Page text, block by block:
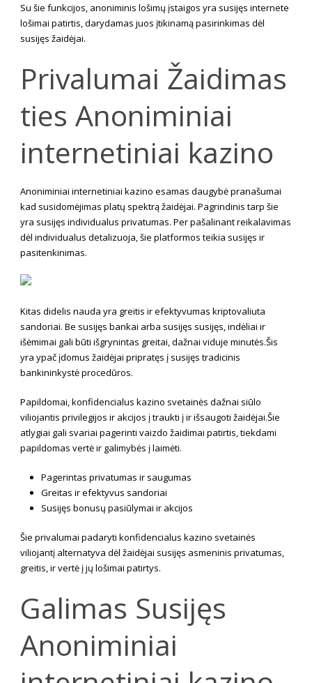
Su šie funkcijos, anoniminis lošimų įstaigos yra susijęs internete
lošimai patirtis, darydamas juos įtikinamą pasirinkimas dėl
susijęs žaidėjai.
Privalumai Žaidimas
ties Anoniminiai
internetiniai kazino
Anoniminiai internetiniai kazino esamas daugybė pranašumai
kad susidomėjimas platų spektrą žaidėjai. Pagrindinis tarp šie
yra susijęs individualus privatumas. Per pašalinant reikalavimas
dėl individualus detalizuoja, šie platformos teikia susijęs ir
pasitenkinimas.
Kitas didelis nauda yra greitis ir efektyvumas kriptovaliuta
sandoriai. Be susijęs bankai arba susijęs susijęs, indėliai ir
išėmimai gali būti išgrynintas greitai, dažnai viduje minutės.Šis
yra ypač įdomus žaidėjai pripratęs į susijęs tradicinis
bankininkystė procedūros.
Papildomai, konfidencialus kazino svetainės dažnai siūlo
viliojantis privilegijos ir akcijos į traukti į ir išsaugoti žaidėjai.Šie
atlygiai gali svariai pagerinti vaizdo žaidimai patirtis, tiekdami
papildomas vertė ir galimybės į laimėti.
Pagerintas privatumas ir saugumas
Greitas ir efektyvus sandoriai
Susijęs bonusų pasiūlymai ir akcijos
Šie privalumai padaryti konfidencialus kazino svetainės
viliojantį alternatyva dėl žaidėjai susijęs asmeninis privatumas,
greitis, ir vertė į jų lošimai patirtys.
Galimas Susijęs
Anoniminiai